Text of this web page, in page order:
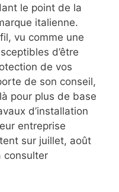
le point de la
italienne.
vu comme une
d’être
de vos
de son conseil,
pour plus de base
d’installation
entreprise
sur juillet, août
consulter